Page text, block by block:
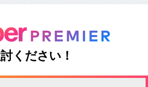
ください！